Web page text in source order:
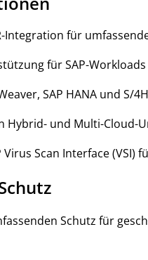
Integration für
für SAP-Workloads
SAP HANA und S/
Hybrid- und Multi-Cloud-
Scan Interface (VSI)
Schutz für